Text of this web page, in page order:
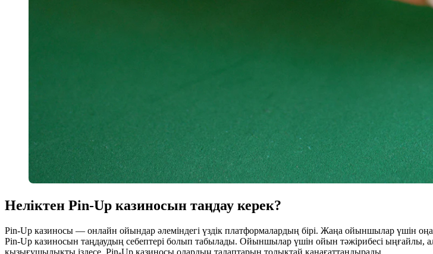
Неліктен Pin-Up казиносын таңдау керек?
Pin-Up казиносы — онлайн ойындар әлеміндегі үздік платформалардың бірі. Жаңа ойыншылар үшін
Pin-Up казиносын таңдаудың себептері болып табылады. Ойыншылар үшін ойын тәжірибесі ыңғайлы,
қызығушылықты іздесе, Pin-Up казиносы олардың талаптарын толықтай қанағаттандырады.